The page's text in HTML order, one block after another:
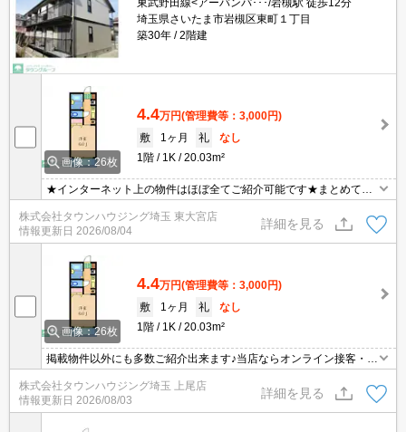
東武野田線<アーバンパ･･･/岩槻駅 徒歩12分
埼玉県さいたま市岩槻区東町１丁目
築30年
2階建
画像：26枚
4.4万円(管理費等：3,000円)
敷
1ヶ月 礼
なし
1階
1K 20.03m²
★インターネット上の物件はほぼ全てご紹介可能です★まとめてご
紹介致します★お部屋探しは情報量地域No１の★タウンハウジング
東大宮店まで★
株式会社タウンハウジング埼玉 東大宮店
情報更新日 2026/08/04
詳細を見る
画像：26枚
4.4万円(管理費等：3,000円)
敷
1ヶ月 礼
なし
1階
1K 20.03m²
掲載物件以外にも多数ご紹介出来ます♪当店ならオンライン接客・内
見可能です！メールでのお問い合わせの際は、電話番号も記載頂き
ますとスムーズに御対応できます♪
株式会社タウンハウジング埼玉 上尾店
情報更新日 2026/08/03
詳細を見る